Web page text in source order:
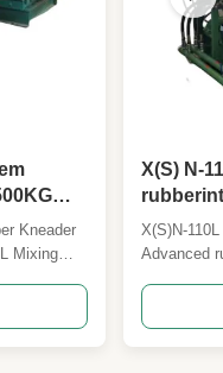
Kneader
Mixing
equipment
mixing.
this
X(S) N-
laag
X(S)N-
Advanced
Asked
volume